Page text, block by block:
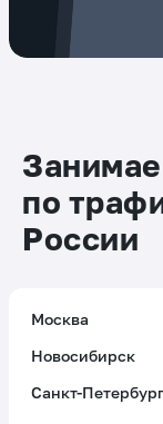
по
России
Москва
Новосибирск
Санкт-